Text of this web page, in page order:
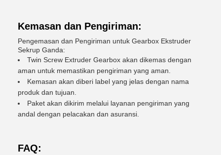
Kemasan dan Pengiriman:
Pengemasan dan Pengiriman untuk Gearbox Ekstruder
Sekrup Ganda:
Twin Screw Extruder Gearbox akan dikemas dengan
aman untuk memastikan pengiriman yang aman.
Kemasan akan diberi label yang jelas dengan nama
produk dan tujuan.
Paket akan dikirim melalui layanan pengiriman yang
andal dengan pelacakan dan asuransi.
FAQ: